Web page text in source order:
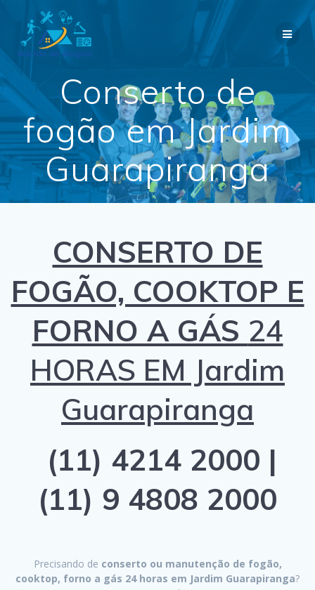
Conserto de
fogão em Jardim
Guarapiranga
CONSERTO DE
FOGÃO, COOKTOP E
FORNO A GÁS 24
HORAS EM Jardim
Guarapiranga
(11) 4214 2000 |
(11) 9 4808 2000
Precisando de conserto ou manutenção de fogão,
cooktop, forno a gás 24 horas em Jardim Guarapiranga?